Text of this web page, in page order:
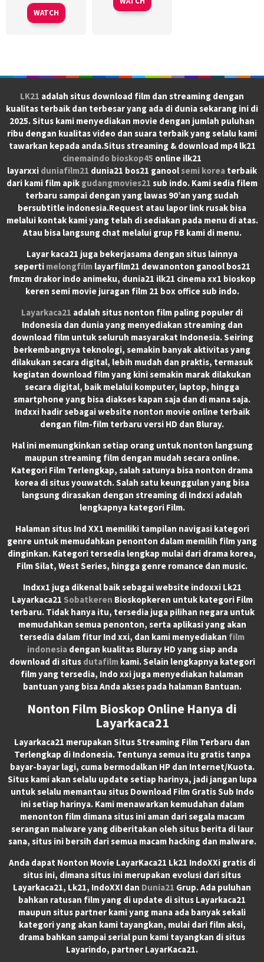
WATCH
LK21 adalah situs download film dan streaming dengan
kualitas terbaik dan terbesar yang ada di dunia sekarang ini di
2025. Situs kami menyediakan movie dengan jumlah puluhan
ribu dengan kualitas video dan suara terbaik yang selalu kami
tawarkan kepada anda.Situs streaming & download mp4 lk21
cinemaindo bioskop45 online ilk21
layarxxi duniafilm21 dunia21 bos21 ganool semi korea terbaik
dari kami film apik gudangmovies21 sub indo. Kami sedia filem
terbaru sampai dengan yang lawas 90’an yang sudah
bersubtitle indonesia.Request atau lapor link rusak bisa
melalui kontak kami yang telah di sediakan pada menu di atas.
Atau bisa langsung chat melalui grup FB kami di menu.
Layar kaca21 juga bekerjasama dengan situs lainnya
seperti melongfilmlayarfilm21 dewanonton ganool bos21
fmzm drakor indo animeku, dunia21 ilk21 cinema xx1 bioskop
keren semi movie juragan film 21 box office sub indo.
Layarkaca21 adalah situs nonton film paling populer di
Indonesia dan dunia yang menyediakan streaming dan
download film untuk seluruh masyarakat Indonesia. Seiring
berkembangnya teknologi, semakin banyak aktivitas yang
dilakukan secara digital, lebih mudah dan praktis, termasuk
kegiatan download film yang kini semakin marak dilakukan
secara digital, baik melalui komputer, laptop, hingga
smartphone yang bisa diakses kapan saja dan di mana saja.
Indxxi hadir sebagai website nonton movie online terbaik
dengan film-film terbaru versi HD dan Bluray.
Hal ini memungkinkan setiap orang untuk nonton langsung
maupun streaming film dengan mudah secara online.
Kategori Film Terlengkap, salah satunya bisa nonton drama
korea di situs youwatch. Salah satu keunggulan yang bisa
langsung dirasakan dengan streaming di Indxxi adalah
lengkapnya kategori Film.
Halaman situs Ind XX1 memiliki tampilan navigasi kategori
genre untuk memudahkan penonton dalam memilih film yang
dinginkan. Kategori tersedia lengkap mulai dari drama korea,
Film Silat, West Series, hingga genre romance dan music.
Indxx1 juga dikenal baik sebagai website indoxxi Lk21
Layarkaca21 Sobatkeren Bioskopkeren untuk kategori Film
terbaru. Tidak hanya itu, tersedia juga pilihan negara untuk
memudahkan semua penonton, serta aplikasi yang akan
tersedia dalam fitur Ind xxi, dan kami menyediakan film
indonesiadengan kualitas Bluray HD yang siap anda
download di situs dutafilmkami. Selain lengkapnya kategori
film yang tersedia, Indo xxi juga menyediakan halaman
bantuan yang bisa Anda akses pada halaman Bantuan.
Nonton Film Bioskop Online Hanya di
Layarkaca21
Layarkaca21 merupakan Situs Streaming Film Terbaru dan
Terlengkap di Indonesia. Tentunya semua itu gratis tanpa
bayar-bayar lagi, cuma bermodalkan HP dan Internet/Kuota.
Situs kami akan selalu update setiap harinya, jadi jangan lupa
untuk selalu memantau situs Download Film Gratis Sub Indo
ini setiap harinya. Kami menawarkan kemudahan dalam
menonton film dimana situs ini aman dari segala macam
serangan malware yang diberitakan oleh situs berita di laur
sana, situs ini bersih dari semua macam hacking dan malware.
Anda dapat Nonton Movie LayarKaca21 Lk21 IndoXXigratis di
situs ini, dimana situs ini merupakan evolusi dari situs
Layarkaca21, Lk21, IndoXXI dan Dunia21 Grup. Ada puluhan
bahkan ratusan film yang di update di situs Layarkaca21
maupun situs partner kami yang mana ada banyak sekali
kategori yang akan kami tayangkan, mulai dari film aksi,
drama bahkan sampai serial pun kami tayangkan di situs
Layarindo, partner LayarKaca21.